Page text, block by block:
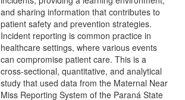
and sharing information that contributes to
patient safety and prevention strategies.
Incident reporting is common practice in
healthcare settings, where various events
can compromise patient care. This is a
cross-sectional, quantitative, and analytical
study that used data from the Maternal Near
Miss Reporting System of the Paraná State